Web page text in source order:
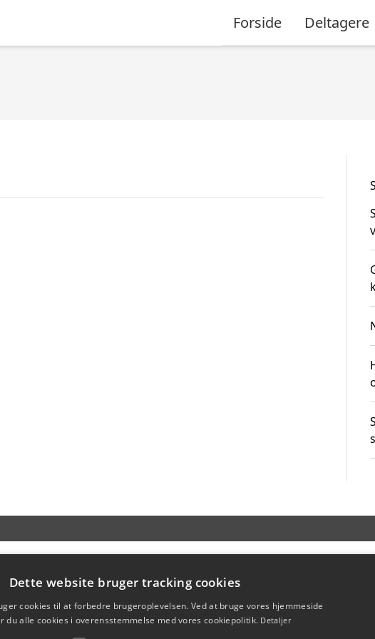
Forside Deltagere
Dette website bruger tracking cookies
cookies til at forbedre brugeroplevelsen. Ved at bruge vores hjemmeside
du alle cookies i overensstemmelse med vores cookiepolitik. Detaljer